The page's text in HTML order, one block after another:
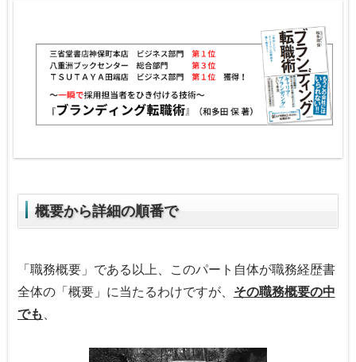
概要から詳細の順番で
「職務概要」である以上、このパート自体が職務経歴書
全体の「概要」に当たるわけですが、 その職務概要の中
でも